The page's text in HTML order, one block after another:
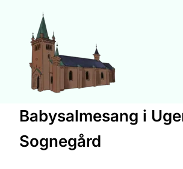
Babysalmesang i
Sognegård